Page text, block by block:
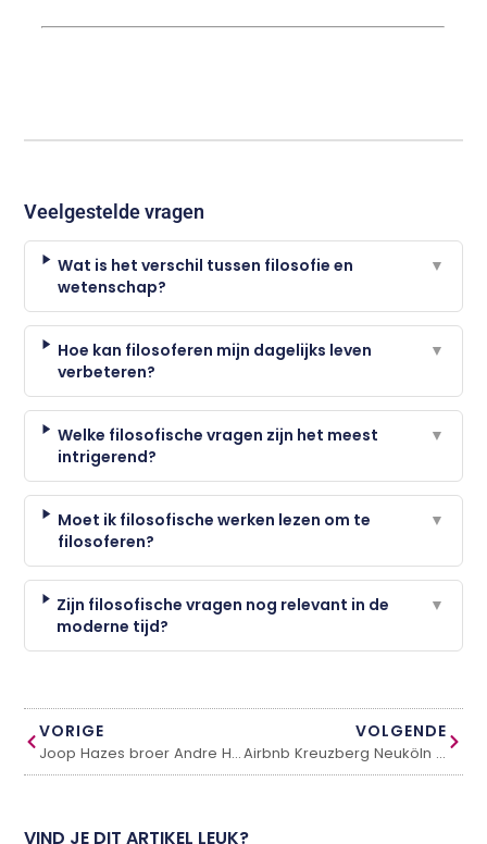
Veelgestelde vragen
Wat is het verschil tussen filosofie en
wetenschap?
▼
Hoe kan filosoferen mijn dagelijks leven
verbeteren?
▼
Welke filosofische vragen zijn het meest
intrigerend?
▼
Moet ik filosofische werken lezen om te
filosoferen?
▼
Zijn filosofische vragen nog relevant in de
moderne tijd?
▼
VORIGE
Joop Hazes broer Andre Hazes
VOLGENDE
Airbnb Kreuzberg Neuköln Berlijn
VIND JE DIT ARTIKEL LEUK?